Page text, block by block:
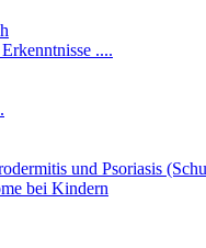
....
und Psoriasis
bei Kindern